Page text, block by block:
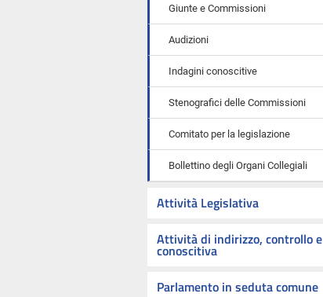
Giunte e Commissioni
Audizioni
Indagini conoscitive
Stenografici delle Commissioni
Comitato per la legislazione
Bollettino degli Organi Collegiali
Attività Legislativa
Attività di indirizzo, controllo e
conoscitiva
Parlamento in seduta comune